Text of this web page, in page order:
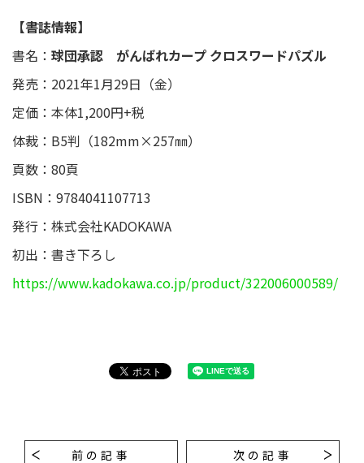
【書誌情報】
書名： 球団承認 がんばれカープ クロスワードパズル
発売：2021年1月29日（金）
定価：本体1,200円+税
体裁：B5判（182mm×257㎜）
頁数：80頁
ISBN：9784041107713
発行：株式会社KADOKAWA
初出：書き下ろし
https://www.kadokawa.co.jp/product/322006000589/
前の記事 次の記事